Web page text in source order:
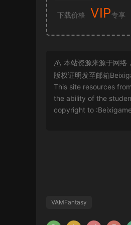
下载价格 VIP专享
本站资源来源于网络
版权证明发至邮箱
This site resources
the ability of the
copyright to :
VAMFantasy